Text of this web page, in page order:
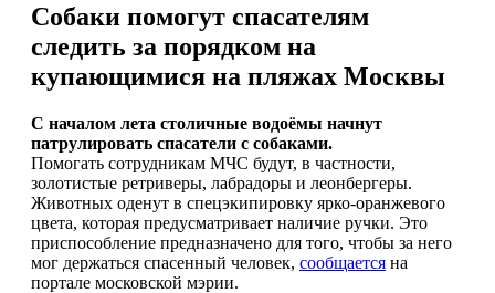
Собаки помогут спасателям
следить за порядком на
купающимися на пляжах Москвы
С началом лета столичные водоёмы начнут
патрулировать спасатели с собаками.
Помогать сотрудникам МЧС будут, в частности,
золотистые ретриверы, лабрадоры и леонбергеры.
Животных оденут в спецэкипировку ярко-оранжевого
цвета, которая предусматривает наличие ручки. Это
приспособление предназначено для того, чтобы за него
мог держаться спасенный человек, сообщается на
портале московской мэрии.